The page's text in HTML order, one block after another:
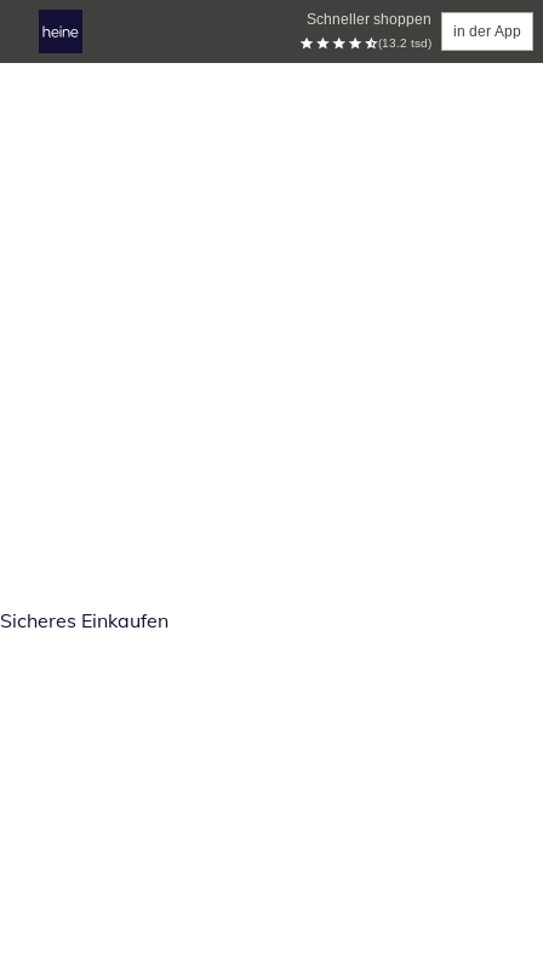
Schneller shoppen
(13.2 tsd)
in der App
Sicheres Einkaufen